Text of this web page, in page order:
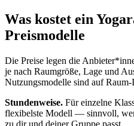
Was kostet ein
Preismodelle
Die Preise legen die
je nach Raumgröße, Lage und
Nutzungsmodelle sind auf
Stundenweise. Für einzelne
flexibelste Modell — sinnvoll,
zu dir und deiner Gruppe passt.